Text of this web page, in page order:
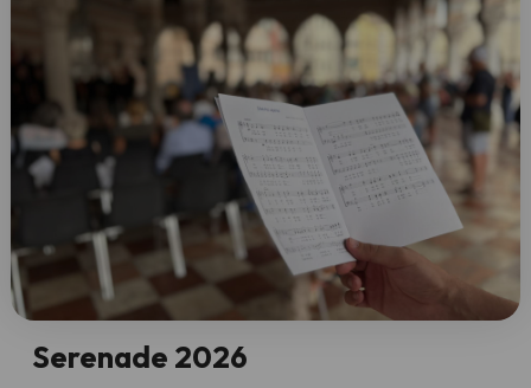
Serenade 2026